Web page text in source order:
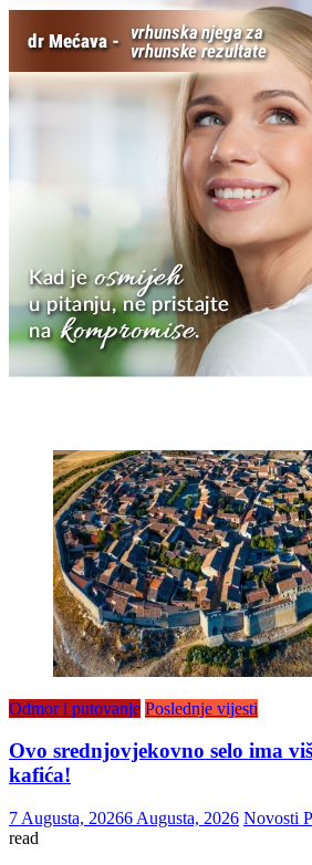
Odmor i putovanje Poslednje vijesti
Ovo srednjovjekovno selo ima
kafića!
7 Augusta, 20266 Augusta, 2026 Novosti
read